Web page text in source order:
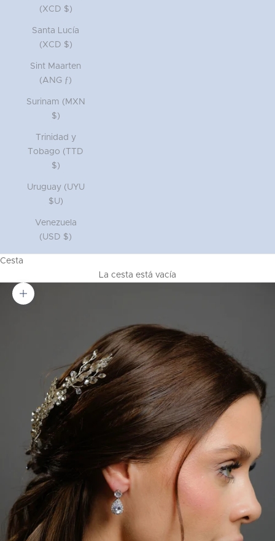
(XCD $)
Santa Lucía
(XCD $)
Sint Maarten
(ANG ƒ)
Surinam (MXN
$)
Trinidad y
Tobago (TTD
$)
Uruguay (UYU
$U)
Venezuela
(USD $)
Cesta
La cesta está vacía
Zoom